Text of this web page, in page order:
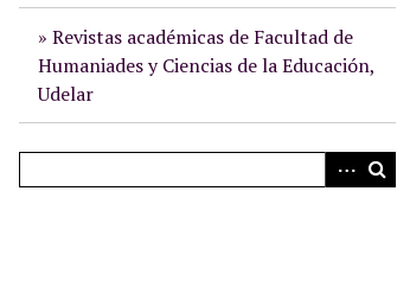
Revistas académicas de Facultad de
Humaniades y Ciencias de la Educación,
Udelar